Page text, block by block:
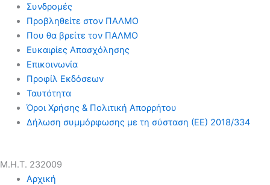
Συνδρομές
Προβληθείτε στον ΠΑΛΜΟ
Που θα βρείτε τον ΠΑΛΜΟ
Ευκαιρίες Απασχόλησης
Επικοινωνία
Προφίλ Εκδόσεων
Ταυτότητα
Όροι Χρήσης & Πολιτική Απορρήτου
Δήλωση συμμόρφωσης με τη σύσταση (ΕΕ) 2018/334
Μ.Η.Τ. 232009
Αρχική